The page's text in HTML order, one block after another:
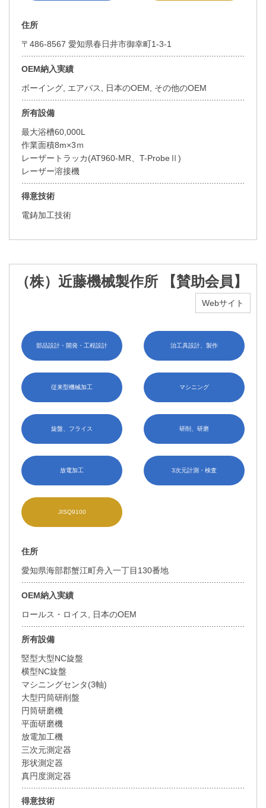
住所
〒486-8567 愛知県春日井市御幸町1-3-1
OEM納入実績
ボーイング, エアバス, 日本のOEM, その他のOEM
所有設備
最大浴槽60,000L
作業面積8m×3ｍ
レーザートラッカ(AT960-MR、T-ProbeⅡ)
レーザー溶接機
得意技術
電鋳加工技術
（株）近藤機械製作所 【賛助会員】
Webサイト
部品設計・開発・工程設計 治工具設計、製作
従来型機械加工 マシニング
旋盤、フライス 研削、研磨
放電加工 3次元計測・検査
JISQ9100
住所
愛知県海部郡蟹江町舟入一丁目130番地
OEM納入実績
ロールス・ロイス, 日本のOEM
所有設備
竪型大型NC旋盤
横型NC旋盤
マシニングセンタ(3軸)
大型円筒研削盤
円筒研磨機
平面研磨機
放電加工機
三次元測定器
形状測定器
真円度測定器
得意技術